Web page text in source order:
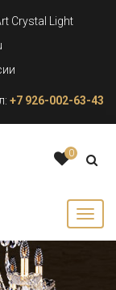
Crystal Light
+7 926-002-63-43
0